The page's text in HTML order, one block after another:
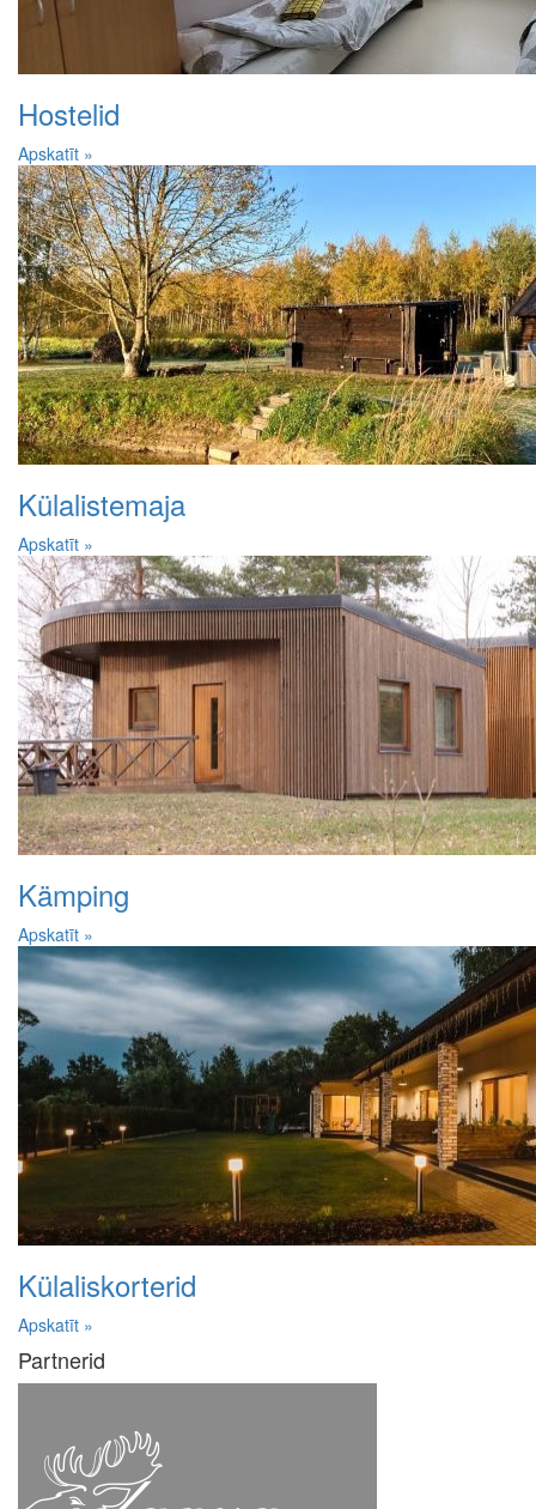
Hostelid
Apskatīt »
Külalistemaja
Apskatīt »
Kämping
Apskatīt »
Külaliskorterid
Apskatīt »
Partnerid